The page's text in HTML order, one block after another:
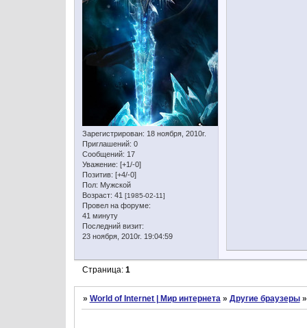
Зарегистрирован: 18 ноября, 2010г.
Приглашений: 0
Сообщений: 17
Уважение: [+1/-0]
Позитив: [+4/-0]
Пол: Мужской
Возраст: 41 [1985-02-11]
Провел на форуме:
41 минуту
Последний визит:
23 ноября, 2010г. 19:04:59
Страница: 1
» World of Internet | Мир интернета » Другие браузеры »